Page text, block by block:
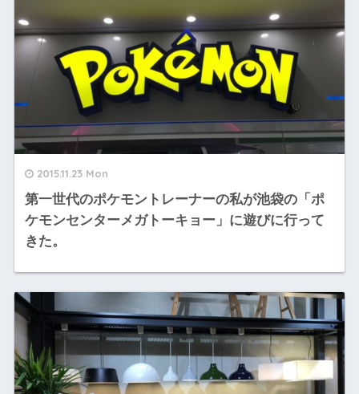
2015.11.23 Mon
第一世代のポケモントレーナーの私が池袋の「ポ
ケモンセンターメガトーキョー」に遊びに行って
きた。